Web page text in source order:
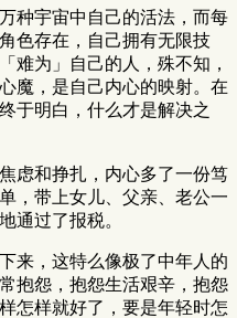
种宇宙中自己的活法，而每
色存在，自己拥有无限技
难为」自己的人，殊不知，
魔，是自己内心的映射。在
于明白，什么才是解决之
虑和挣扎，内心多了一份笃
，带上女儿、父亲、老公一
通过了报税。
来，这特么像极了中年人的
抱怨，抱怨生活艰辛，抱怨
怎样就好了，要是年轻时怎